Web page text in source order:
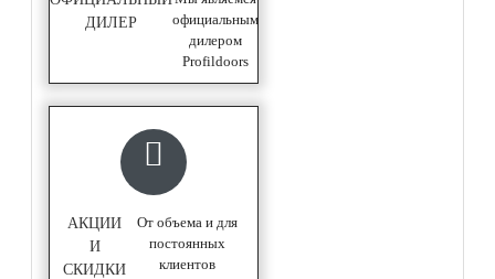
ДИЛЕР
официальным
дилером
Profildoors
АКЦИИ
И
СКИДКИ
От объема и для
постоянных
клиентов